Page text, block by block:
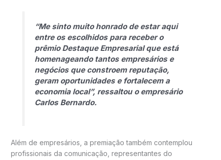
“Me sinto muito honrado de estar aqui
entre os escolhidos para receber o
prêmio Destaque Empresarial que está
homenageando tantos empresários e
negócios que constroem reputação,
geram oportunidades e fortalecem a
economia local”, ressaltou o empresário
Carlos Bernardo.
Além de empresários, a premiação também contemplou
profissionais da comunicação, representantes do